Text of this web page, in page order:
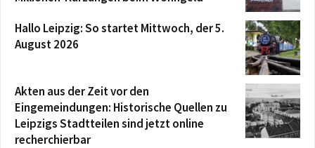
Hallo Leipzig: So startet Mittwoch, der 5.
August 2026
Akten aus der Zeit vor den
Eingemeindungen: Historische Quellen zu
Leipzigs Stadtteilen sind jetzt online
recherchierbar